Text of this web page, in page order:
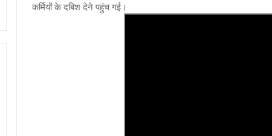
कर्मियों के दबिश देने पहुंच गई।